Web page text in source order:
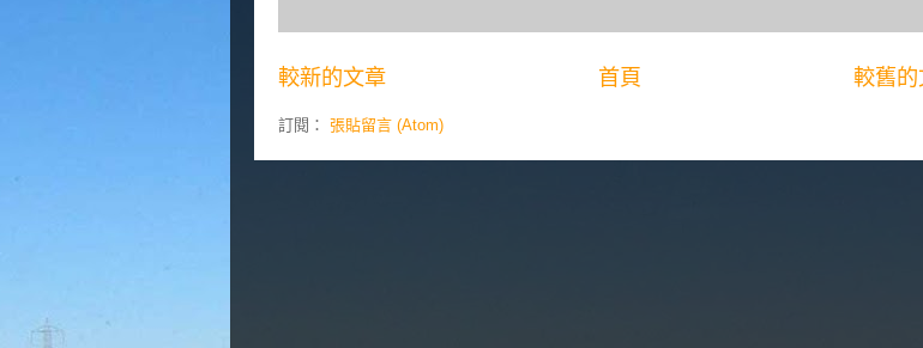
較新的文章 較舊的
首頁
訂閱： 張貼留言 (Atom)